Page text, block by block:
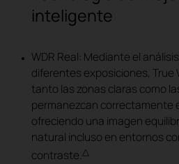
inteligente
WDR Real: Mediante el
diferentes exposiciones, True
tanto las zonas claras como
permanezcan correctamente
ofreciendo una imagen
natural incluso en entornos
contraste.△